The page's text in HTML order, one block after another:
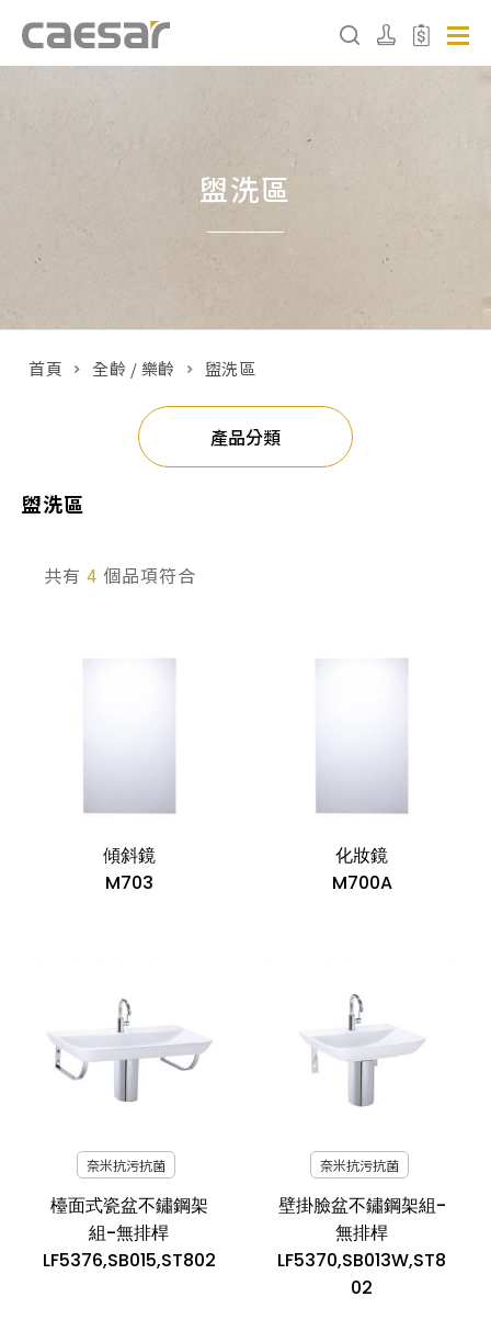
產品分類查詢
搜尋產品
產品型號查詢
盥洗區
首頁 全齡 / 樂齡 盥洗區
產品分類
盥洗區
共有 4 個品項符合
傾斜鏡
M703
化妝鏡
M700A
奈米抗污抗菌
檯面式瓷盆不鏽鋼架
組-無排桿
LF5376,SB015,ST802
奈米抗污抗菌
壁掛臉盆不鏽鋼架組-
無排桿
LF5370,SB013W,ST8
02